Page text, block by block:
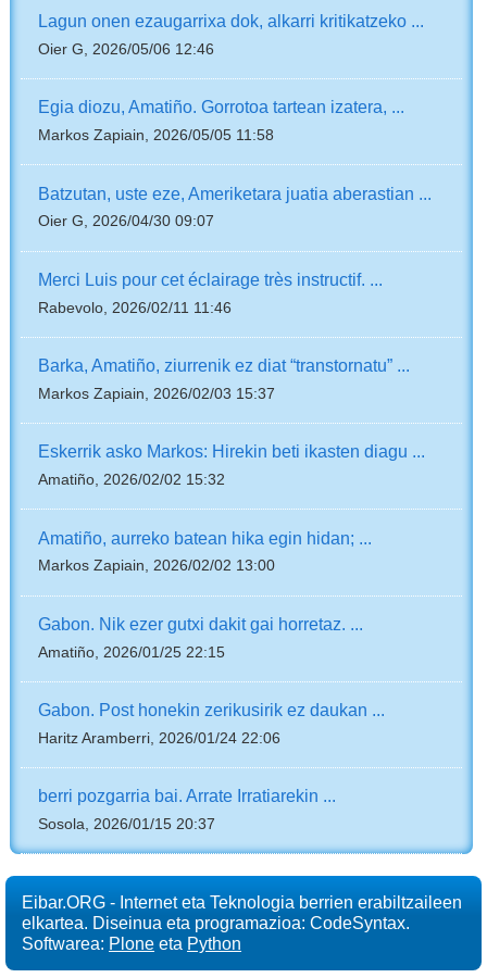
Lagun onen ezaugarrixa dok, alkarri kritikatzeko ...
Oier G, 2026/05/06 12:46
Egia diozu, Amatiño. Gorrotoa tartean izatera, ...
Markos Zapiain, 2026/05/05 11:58
Batzutan, uste eze, Ameriketara juatia aberastian ...
Oier G, 2026/04/30 09:07
Merci Luis pour cet éclairage très instructif. ...
Rabevolo, 2026/02/11 11:46
Barka, Amatiño, ziurrenik ez diat “transtornatu” ...
Markos Zapiain, 2026/02/03 15:37
Eskerrik asko Markos: Hirekin beti ikasten diagu ...
Amatiño, 2026/02/02 15:32
Amatiño, aurreko batean hika egin hidan; ...
Markos Zapiain, 2026/02/02 13:00
Gabon. Nik ezer gutxi dakit gai horretaz. ...
Amatiño, 2026/01/25 22:15
Gabon. Post honekin zerikusirik ez daukan ...
Haritz Aramberri, 2026/01/24 22:06
berri pozgarria bai. Arrate Irratiarekin ...
Sosola, 2026/01/15 20:37
Eibar.ORG - Internet eta Teknologia berrien erabiltzaileen
elkartea. Diseinua eta programazioa: CodeSyntax.
Softwarea: Plone eta Python